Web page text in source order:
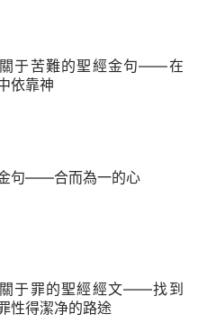
哉！萬世（或作：國）
：「是的，主神——全
于苦難的聖經金句——在
依靠神
句——合而為一的心
于罪的聖經經文——找到
性得潔净的路途